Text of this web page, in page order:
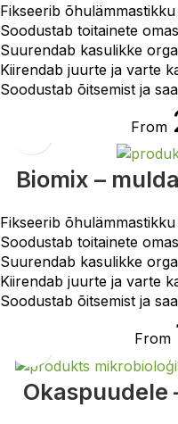
Fikseerib õhulämmastikku
Soodustab toitainete
Suurendab kasulikke
Kiirendab juurte ja varte
Soodustab õitsemist ja
From
Biomix –
Fikseerib õhulämmastikku
Soodustab toitainete
Suurendab kasulikke
Kiirendab juurte ja varte
Soodustab õitsemist ja
From
Okaspuudele